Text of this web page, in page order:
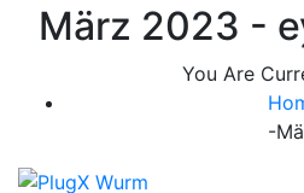
März 2023 -
You Are
-